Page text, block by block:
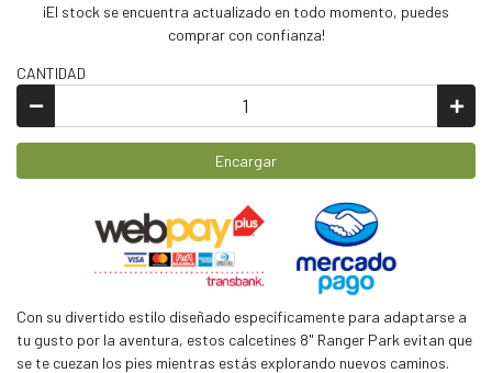
¡El stock se encuentra actualizado en todo momento, puedes
comprar con confianza!
CANTIDAD
Encargar
Con su divertido estilo diseñado específicamente para adaptarse a
tu gusto por la aventura, estos calcetines 8" Ranger Park evitan que
se te cuezan los pies mientras estás explorando nuevos caminos.